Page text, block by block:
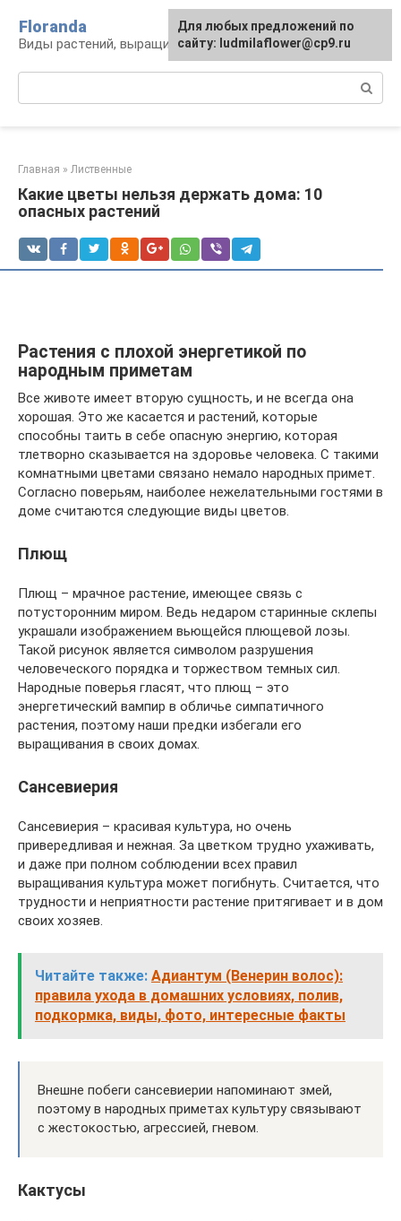
контенту
Floranda
Виды растений, выращивание и уход
Главная » Лиственные
Какие цветы нельзя держать дома: 10
опасных растений
Растения с плохой энергетикой по
народным приметам
Все животе имеет вторую сущность, и не всегда она
хорошая. Это же касается и растений, которые
способны таить в себе опасную энергию, которая
тлетворно сказывается на здоровье человека. С такими
комнатными цветами связано немало народных примет.
Согласно поверьям, наиболее нежелательными гостями в
доме считаются следующие виды цветов.
Плющ
Плющ – мрачное растение, имеющее связь с
потусторонним миром. Ведь недаром старинные склепы
украшали изображением вьющейся плющевой лозы.
Такой рисунок является символом разрушения
человеческого порядка и торжеством темных сил.
Народные поверья гласят, что плющ – это
энергетический вампир в обличье симпатичного
растения, поэтому наши предки избегали его
выращивания в своих домах.
Сансевиерия
Сансевиерия – красивая культура, но очень
привередливая и нежная. За цветком трудно ухаживать,
и даже при полном соблюдении всех правил
выращивания культура может погибнуть. Считается, что
трудности и неприятности растение притягивает и в дом
своих хозяев.
Читайте также: Адиантум (Венерин волос):
правила ухода в домашних условиях, полив,
подкормка, виды, фото, интересные факты
Внешне побеги сансевиерии напоминают змей,
поэтому в народных приметах культуру связывают
с жестокостью, агрессией, гневом.
Кактусы
Для любых предложений по
сайту: ludmilaflower@cp9.ru